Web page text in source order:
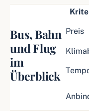
Bus, Bahn
und Flug
im
Überblick
Preis